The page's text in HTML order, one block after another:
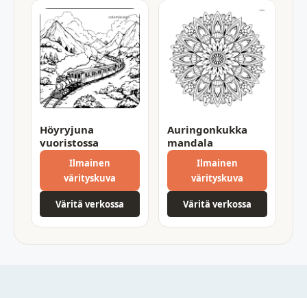
Höyryjuna
vuoristossa
Ilmainen
värityskuva
Väritä verkossa
Auringonkukka
mandala
Ilmainen
värityskuva
Väritä verkossa